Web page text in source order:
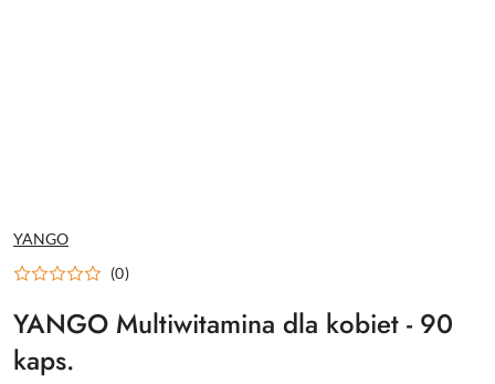
NAZWA
PRODUCENTA:
YANGO
(0)
YANGO Multiwitamina dla kobiet - 90
kaps.